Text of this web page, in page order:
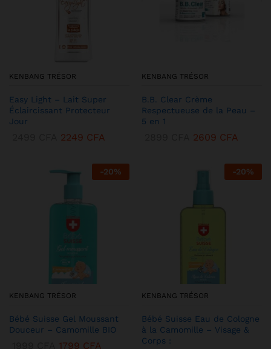
KENBANG TRÉSOR
Easy Light – Lait Super
Éclaircissant Protecteur
Jour
2249 CFA
KENBANG TRÉSOR
B.B. Clear Crème
Respectueuse de la Peau –
5 en 1
2609 CFA
-20%
KENBANG TRÉSOR
Bébé Suisse Gel Moussant
Douceur – Camomille BIO
1799 CFA
-20%
KENBANG TRÉSOR
Bébé Suisse Eau de Cologne
à la Camomille – Visage &
Corps :